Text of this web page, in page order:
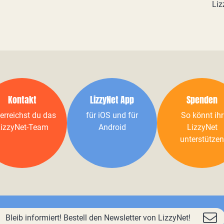
Kontakt
du das
Team
LizzyNet App
für iOS und für
Android
Spenden
So könnt ihr
LizzyNet
unterstützen
Bleib informiert! Bestell den Newsletter von LizzyNet!